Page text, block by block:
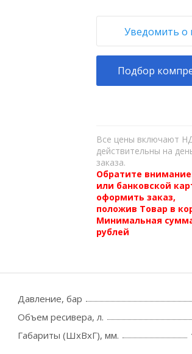
Уведомить о
Подбор
Все цены включают
действительны на
заказа.
Обратите
или банковской
оформить заказ,
положив Товар в
Минимальная
рублей
Давление, бар
Объем ресивера, л.
Габариты (ШхВхГ), мм.